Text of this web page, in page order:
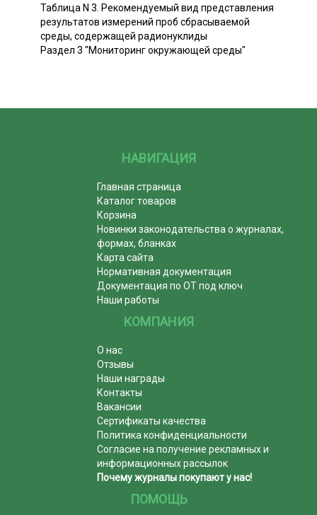
Таблица N 3. Рекомендуемый вид представления
результатов измерений проб сбрасываемой
среды, содержащей радионуклиды
Раздел 3 "Мониторинг окружающей среды"
НАВИГАЦИЯ
Главная страница
Каталог товаров
Корзина
Новинки законодательства о журналах,
формах, бланках
Карта сайта
Нормативная документация
Документация по ОТ под ключ
Наши работы
КОМПАНИЯ
О нас
Отзывы
Наши награды
Контакты
Вакансии
Сертификаты качества
Политика конфиденциальности
Согласие на получение рекламных и
информационных рассылок
Почему журналы покупают у нас!
ПОМОЩЬ